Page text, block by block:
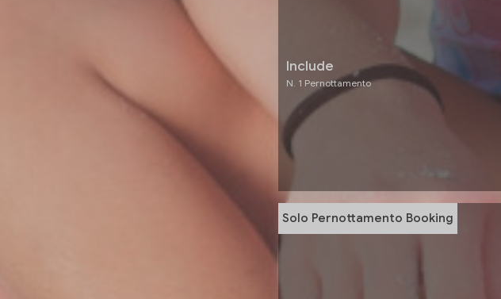
Include
N. 1 Pernottamento
Solo Pernottamento Booking